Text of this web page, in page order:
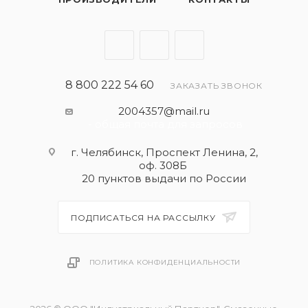
8 800 222 54 60 ЗАКАЗАТЬ ЗВОНОК
2004357@mail.ru
г. Челябинск, Проспект Ленина, 2,
оф. 308Б
20 пунктов выдачи по России
ПОДПИСАТЬСЯ НА РАССЫЛКУ
ПОЛИТИКА КОНФИДЕНЦИАЛЬНОСТИ